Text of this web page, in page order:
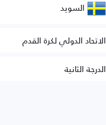
السويد
الاتحاد الدولي لكرة القدم
الدرجة الثانية